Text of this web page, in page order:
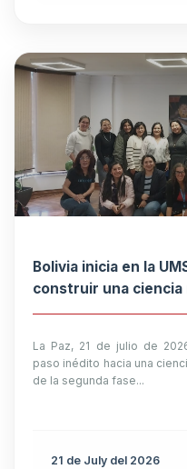
Bolivia inicia en la
construir una ciencia
La Paz, 21 de julio de
paso inédito hacia una
de la segunda fase...
21 de July del 2026